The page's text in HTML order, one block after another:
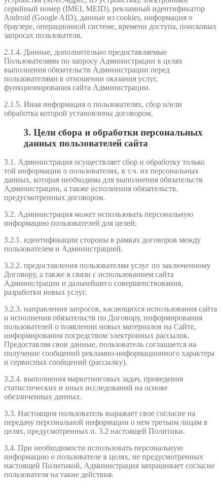
серийный номер (IMEI, MEID), рекламный идентификатор
Android (Google AID), данные из cookies, информация о
браузере, операционной системе, времени доступа, поисковых
запросах пользователя.
2.1.4. Данные, дополнительно предоставляемые
Пользователями по запросу Администрации в целях
выполнения обязательств Администрации перед
пользователями в отношении оказания услуг,
функционирования сайта Администрации.
2.1.5. Иная информация о пользователях, сбор и/или
обработка которой установлены договором.
3. Цели сбора и обработки персональных
данных пользователей сайта
3.1. Администрация осуществляет сбор и обработку только
той информации о пользователях, в т.ч. их персональных
данных, которая необходима для выполнения обязательств
Администрации, а также исполнения обязательств,
предусмотренных договором.
3.2. Администрация может использовать персональную
информацию пользователей для целей:
3.2.1. идентификации стороны в рамках договоров между
пользователем и Администрацией.
3.2.2. предоставления пользователям услуг по заключенному
Договору, а также в связи с использованием сайта
Администрации и дальнейшего совершенствования,
разработки новых услуг.
3.2.3. направления запросов, касающихся использования сайта
и исполнения обязательств по Договору, информирования
пользователей о появлении новых материалов на Сайте,
информирования посредством электронных рассылок.
Предоставляя свои данные, пользователь соглашается на
получение сообщений рекламно-информационного характера
и сервисных сообщений (рассылку).
3.2.4. выполнения маркетинговых задач, проведения
статистических и иных исследований на основе
обезличенных данных.
3.3. Настоящим пользователь выражает свое согласие на
передачу персональной информации о нем третьим лицам в
целях, предусмотренных п. 3.2 настоящей Политики.
3.4. При необходимости использовать персональную
информацию о пользователе в целях, не предусмотренных
настоящей Политикой, Администрация запрашивает согласие
пользователя на такие действия.